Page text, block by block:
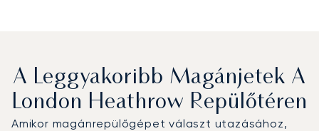
A Leggyakoribb Magánjetek A
London Heathrow Repülőtéren
Amikor magánrepülőgépet választ utazásához,